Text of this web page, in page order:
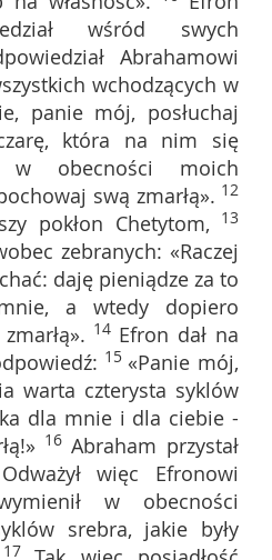
wśród swych
Abrahamowi
wchodzących w
panie mój, posłuchaj
która na nim się
obecności moich
swą zmarłą». 12
pokłon Chetytom, 13
zebranych: «Raczej
daję pieniądze za to
a wtedy dopiero
14 Efron dał na
15 «Panie mój,
warta czterysta syklów
dla mnie i dla ciebie -
16 Abraham przystał
więc Efronowi
w obecności
srebra, jakie były
17